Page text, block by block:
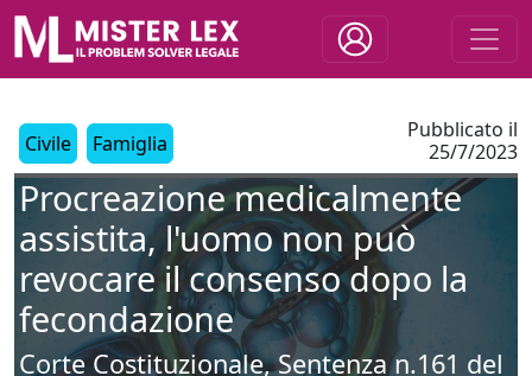
Civile Famiglia
Pubblicato il
25/7/2023
Procreazione medicalmente
assistita, l'uomo non può
revocare il consenso dopo la
fecondazione
Corte Costituzionale, Sentenza n.161 del